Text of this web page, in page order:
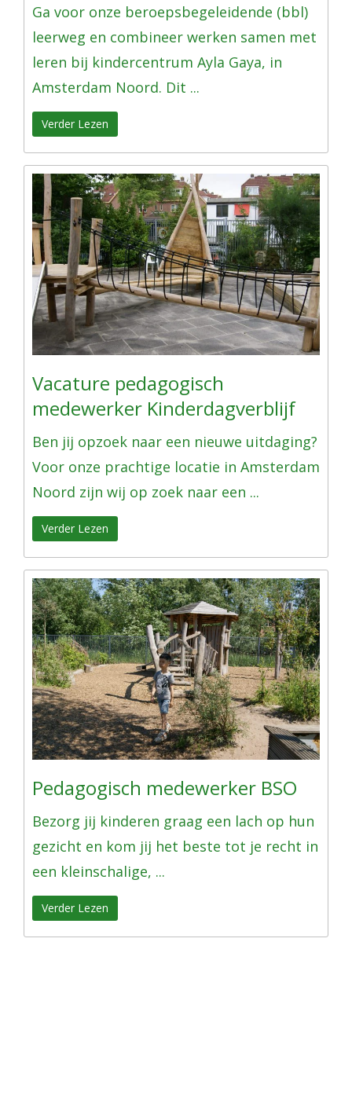
Ga voor onze beroepsbegeleidende (bbl)
leerweg en combineer werken samen met
leren bij kindercentrum Ayla Gaya, in
Amsterdam Noord. Dit ...
Verder Lezen
Vacature pedagogisch
medewerker Kinderdagverblijf
Ben jij opzoek naar een nieuwe uitdaging?
Voor onze prachtige locatie in Amsterdam
Noord zijn wij op zoek naar een ...
Verder Lezen
Pedagogisch medewerker BSO
Bezorg jij kinderen graag een lach op hun
gezicht en kom jij het beste tot je recht in
een kleinschalige, ...
Verder Lezen